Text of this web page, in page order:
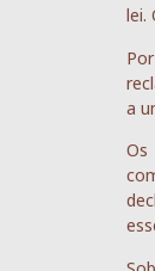
lei.
a